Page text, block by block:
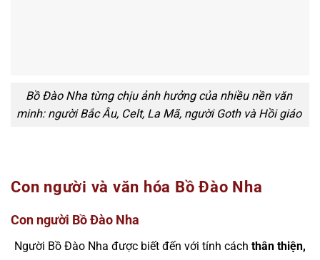
Bồ Đào Nha từng chịu ảnh hưởng của nhiều nền văn
minh: người Bắc Âu, Celt, La Mã, người Goth và Hồi giáo
Con người và văn hóa Bồ Đào Nha
Con người Bồ Đào Nha
Người Bồ Đào Nha được biết đến với tính cách thân thiện,